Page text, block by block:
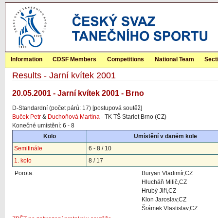
Information CDSF Members Competitions National Team
Results - Jarní kvítek 2001
20.05.2001 - Jarní kvítek 2001 - Brno
D-Standardní (počet párů: 17) [postupová soutěž]
Buček Petr & Duchoňová Martina - TK TŠ Starlet Brno (CZ)
Konečné umístění: 6 - 8
Kolo
Umístění v daném kole
Semifinále
6 - 8 / 10
1. kolo
8 / 17
Porota:
Buryan Vladimír,CZ
Hlucháň Milič,CZ
Hrubý Jiří,CZ
Klon Jaroslav,CZ
Šrámek Vlastislav,CZ